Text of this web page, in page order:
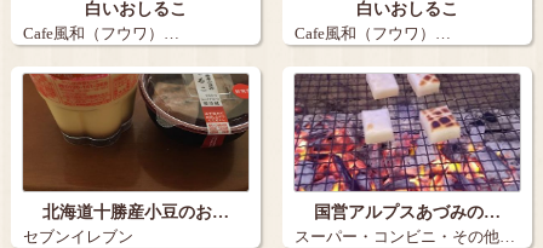
白いおしるこ
Cafe風和（フウワ）…
白いおしるこ
Cafe風和（フウワ）…
北海道十勝産小豆のお…
セブンイレブン
国営アルプスあづみの…
スーパー・コンビニ・その他…